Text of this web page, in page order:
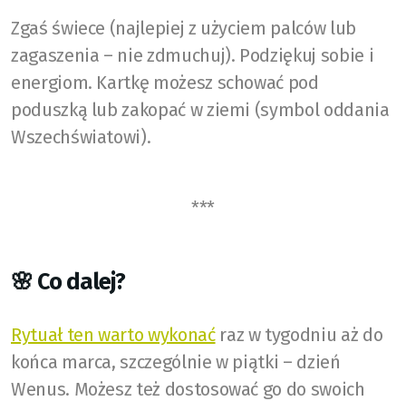
Zgaś świece (najlepiej z użyciem palców lub
zagaszenia – nie zdmuchuj). Podziękuj sobie i
energiom. Kartkę możesz schować pod
poduszką lub zakopać w ziemi (symbol oddania
Wszechświatowi).
***
🌸 Co dalej?
Rytuał ten warto wykonaćraz w tygodniu aż do
końca marca, szczególnie w piątki – dzień
Wenus. Możesz też dostosować go do swoich